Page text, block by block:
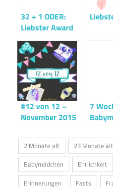
32 + 1 ODER:
Liebster Award
#12 von 12 –
November 2015
7
2 Monate alt 23 Monate alt
Babymädchen
Ehrlichkeit
Erinnerungen
Facts